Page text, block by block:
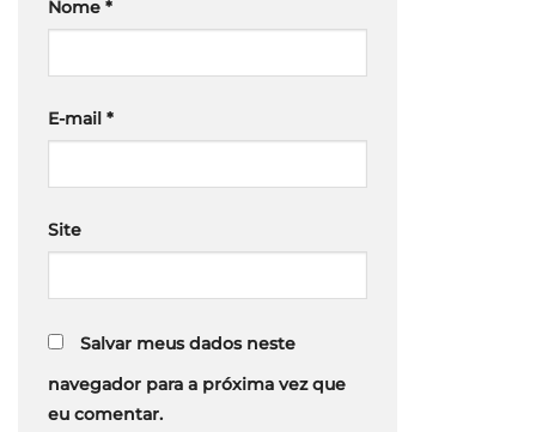
Nome *
E-mail *
Site
Salvar meus dados neste
navegador para a próxima vez que
eu comentar.